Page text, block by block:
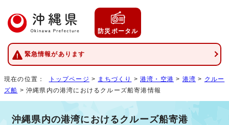
防災ポータル
緊急情報があります
現在の位置： トップページ > まちづくり >港湾・空港 > 港湾 > クルー
ズ船 > 沖縄県内の港湾におけるクルーズ船寄港情報
沖縄県内の港湾におけるクルーズ船寄港